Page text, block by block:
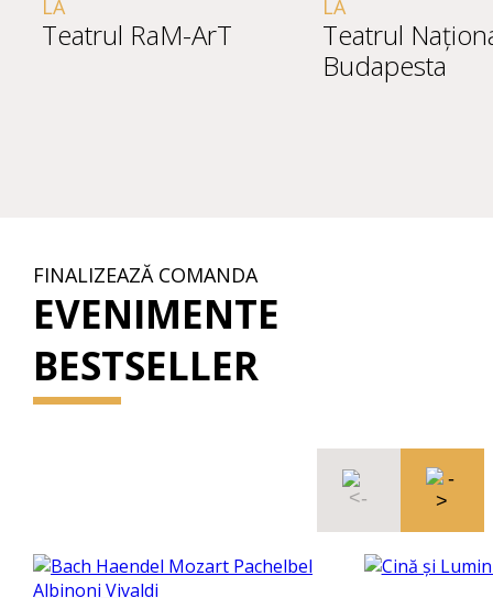
LA
Teatrul RaM-ArT
LA
Teatrul
Budapesta
FINALIZEAZĂ COMANDA
EVENIMENTE
BESTSELLER